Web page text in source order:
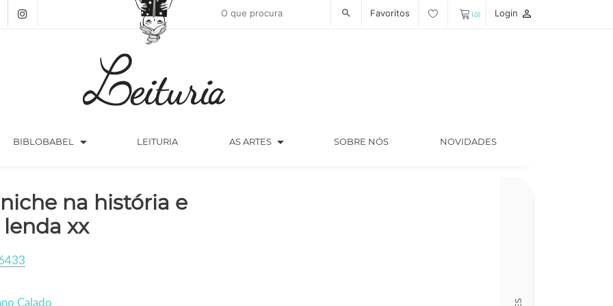
search Favoritos (0) Login person_outline
BIBLOBABEL arrow_drop_down LEITURIA AS ARTES arrow_drop_down SOBRE NÓS NOVIDADES
na história e
lenda xx
Calado